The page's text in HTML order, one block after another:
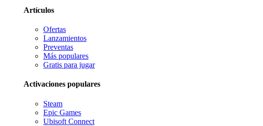
Artículos
Ofertas
Lanzamientos
Preventas
Más populares
Gratis para jugar
Activaciones populares
Steam
Epic Games
Ubisoft Connect